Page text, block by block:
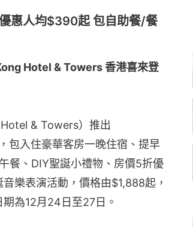
惠人均$390起 包自助餐/餐
Hotel & Towers 香港喜來登
& Towers）推出
包入住豪華客房一晚住宿、提早
餐、DIY聖誕小禮物、房價5折優
樂表演活動，價格由$1,888起，
為12月24日至27日。